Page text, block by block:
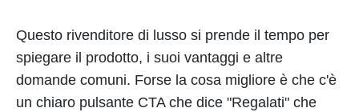
Questo rivenditore di lusso si prende il tempo per
spiegare il prodotto, i suoi vantaggi e altre
domande comuni. Forse la cosa migliore è che c'è
un chiaro pulsante CTA che dice "Regalati" che